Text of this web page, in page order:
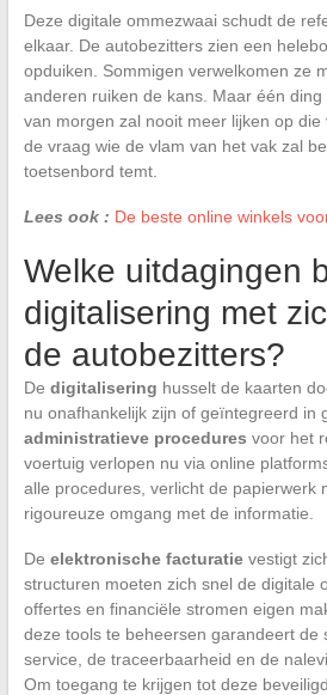
Deze digitale ommezwaai schudt de
elkaar. De autobezitters zien een
opduiken. Sommigen verwelkomen ze
anderen ruiken de kans. Maar één
van morgen zal nooit meer lijken op
de vraag wie de vlam van het vak zal
toetsenbord temt.
Lees ook : De beste online winkels
Welke uitdagingen
digitalisering met
de autobezitters?
De digitalisering husselt de kaarten
nu onafhankelijk zijn of geïntegreerd in
administratieve procedures voor het
voertuig verlopen nu via online
alle procedures, verlicht de papierwerk
rigoureuze omgang met de informatie.
De elektronische facturatievestigt
structuren moeten zich snel de digitale
offertes en financiële stromen eigen
deze tools te beheersen garandeert de
service, de traceerbaarheid en de
Om toegang te krijgen tot deze